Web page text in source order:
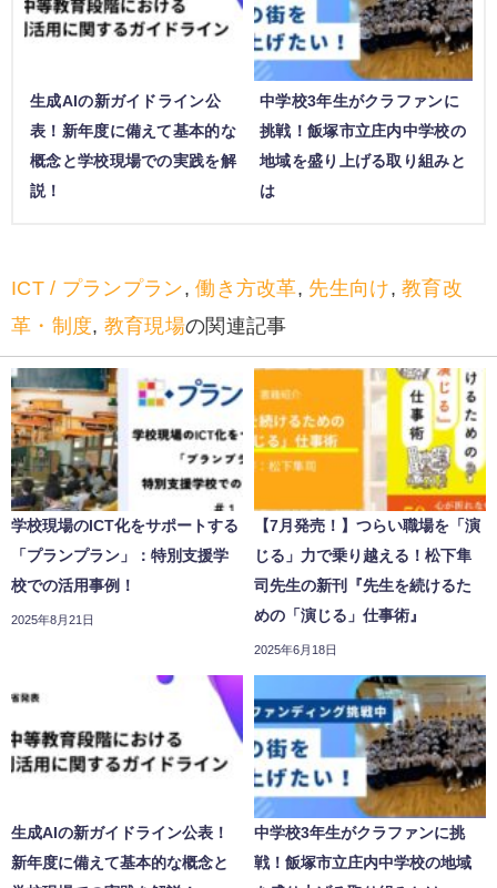
生成AIの新ガイドライン公
表！新年度に備えて基本的な
概念と学校現場での実践を解
説！
中学校3年生がクラファンに
挑戦！飯塚市立庄内中学校の
地域を盛り上げる取り組みと
は
ICT / プランプラン,働き方改革, 先生向け,教育改
革・制度, 教育現場の関連記事
学校現場のICT化をサポートする
「プランプラン」：特別支援学
校での活用事例！
2025年8月21日
【7月発売！】つらい職場を「演
じる」力で乗り越える！松下隼
司先生の新刊『先生を続けるた
めの「演じる」仕事術』
2025年6月18日
生成AIの新ガイドライン公表！
新年度に備えて基本的な概念と
中学校3年生がクラファンに挑
戦！飯塚市立庄内中学校の地域